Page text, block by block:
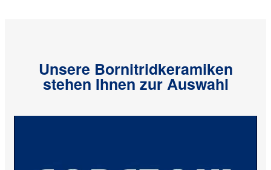
Unsere Bornitridkeramiken
stehen Ihnen zur Auswahl